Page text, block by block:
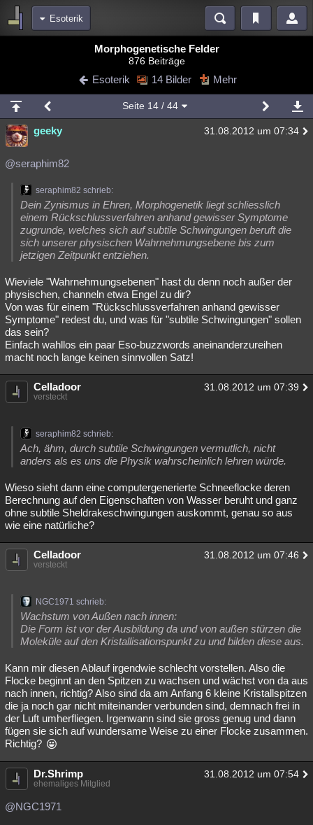
Esoterik
Blogs Videos
Chat Wiki Neuigkeiten
meine Rubriken
Menschen Mystery Kriminalfälle
Spiritualität
Natur Umfragen
weitere Rubriken
Philosophie Träume Orte Esoterik Literatur
Astronomie Helpdesk Gruppen
Musik Clash Verbesserungen Allmystery English
Übersichten
Besucht Geschlossen
Lesenswert Schlüsselwörter
Morphogenetische Felder
876 Beiträge
Esoterik 14 Bilder Mehr
Seite 14/ 44
geeky 31.08.2012 um 07:34
@seraphim82
seraphim82 schrieb:
Dein Zynismus in Ehren, Morphogenetik liegt schliesslich
einem Rückschlussverfahren anhand gewisser Symptome
zugrunde, welches sich auf subtile Schwingungen beruft die
sich unserer physischen Wahrnehmungsebene bis zum
jetzigen Zeitpunkt entziehen.
Wieviele "Wahrnehmungsebenen" hast du denn noch außer der
physischen, channeln etwa Engel zu dir?
Von was für einem "Rückschlussverfahren anhand gewisser
Symptome" redest du, und was für "subtile Schwingungen" sollen
das sein?
Einfach wahllos ein paar Eso-buzzwords aneinanderzureihen
macht noch lange keinen sinnvollen Satz!
Celladoor 31.08.2012 um 07:39
versteckt
seraphim82 schrieb:
Ach, ähm, durch subtile Schwingungen vermutlich, nicht
anders als es uns die Physik wahrscheinlich lehren würde.
Wieso sieht dann eine computergenerierte Schneeflocke deren
Berechnung auf den Eigenschaften von Wasser beruht und ganz
ohne subtile Sheldrakeschwingungen auskommt, genau so aus
wie eine natürliche?
Celladoor 31.08.2012 um 07:46
versteckt
NGC1971 schrieb:
Wachstum von Außen nach innen:
Die Form ist vor der Ausbildung da und von außen stürzen die
Moleküle auf den Kristallisationspunkt zu und bilden diese aus.
Kann mir diesen Ablauf irgendwie schlecht vorstellen. Also die
Flocke beginnt an den Spitzen zu wachsen und wächst von da aus
nach innen, richtig? Also sind da am Anfang 6 kleine Kristallspitzen
die ja noch gar nicht miteinander verbunden sind, demnach frei in
der Luft umherfliegen. Irgenwann sind sie gross genug und dann
fügen sie sich auf wundersame Weise zu einer Flocke zusammen.
Richtig?
Dr.Shrimp 31.08.2012 um 07:54
ehemaliges Mitglied
@NGC1971